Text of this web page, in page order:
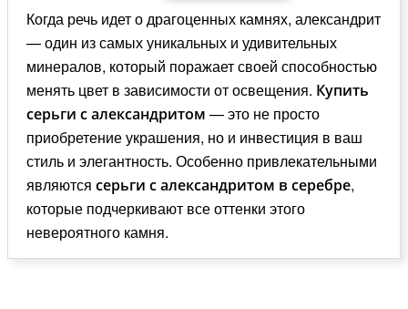
Когда речь идет о драгоценных камнях, александрит
— один из самых уникальных и удивительных
минералов, который поражает своей способностью
менять цвет в зависимости от освещения. Купить
серьги с александритом — это не просто
приобретение украшения, но и инвестиция в ваш
стиль и элегантность. Особенно привлекательными
являютсясерьги с александритом в серебре,
которые подчеркивают все оттенки этого
невероятного камня.